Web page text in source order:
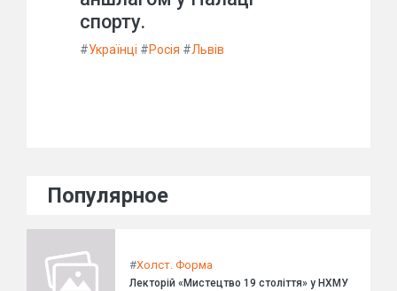
спорту.
#Українці #Росія #Львів
Популярное
#Холст. Форма
Лекторій «Мистецтво 19 століття» у НХМУ